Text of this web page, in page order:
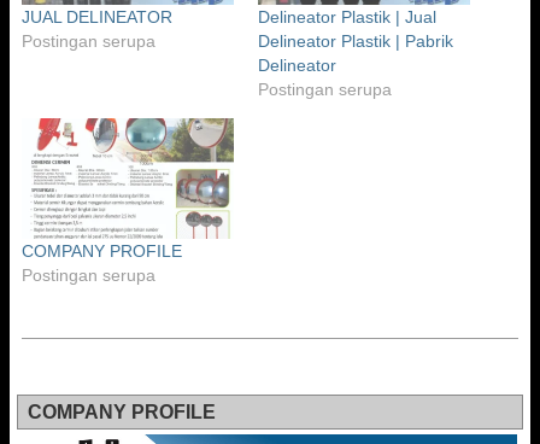
JUAL DELINEATOR
Postingan serupa
Delineator Plastik | Jual
Delineator Plastik | Pabrik
Delineator
Postingan serupa
COMPANY PROFILE
Postingan serupa
COMPANY PROFILE